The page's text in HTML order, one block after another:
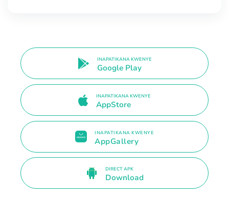
INAPATIKANA KWENYE
Google Play
INAPATIKANA KWENYE
AppStore
INAPATIKANA KWENYE
AppGallery
DIRECT APK
Download